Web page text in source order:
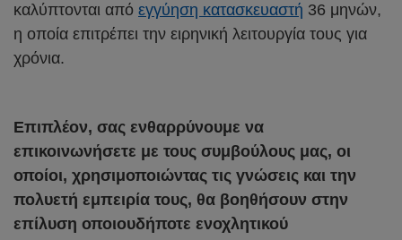
καλύπτονται από εγγύηση κατασκευαστή 36 μηνών,
η οποία επιτρέπει την ειρηνική λειτουργία τους για
χρόνια.
Επιπλέον, σας ενθαρρύνουμε να
επικοινωνήσετε με τους συμβούλους μας, οι
οποίοι, χρησιμοποιώντας τις γνώσεις και την
πολυετή εμπειρία τους, θα βοηθήσουν στην
επίλυση οποιουδήποτε ενοχλητικού